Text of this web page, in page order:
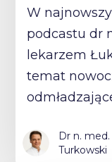
W
podcastu dr
lekarzem
temat
Dr n.
Turkowski